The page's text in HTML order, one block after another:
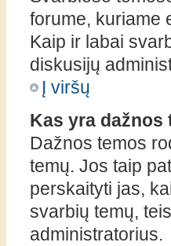
forume, kuriame
Kaip ir labai
diskusijų
Į viršų
Kas yra dažnos
Dažnos temos
temų. Jos taip
perskaityti jas,
svarbių temų,
administratorius.